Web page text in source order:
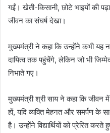
गईं। खेती-किसानी, छोटे भाइयों की
जीवन का संघर्ष देखा।
मुख्यमंत्री ने कहा कि उन्होंने कभी यह
दायित्व तक पहुंचेंगे, लेकिन जो भी
निभाते गए।
मुख्यमंत्री श्री साय ने कहा कि जीवन में
हों, यदि व्यक्ति मेहनत और समर्पण के
है। उन्होंने विद्यार्थियों को प्रेरित